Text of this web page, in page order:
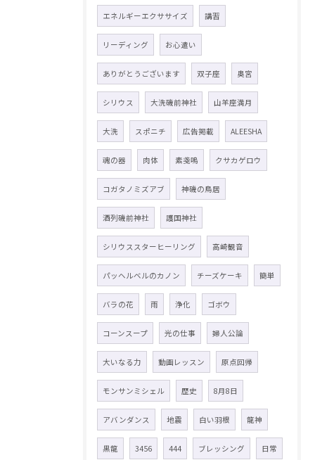
エネルギーエクササイズ 講習
リーディング お心遣い
ありがとうございます 双子座 奥宮
シリウス 大洗磯前神社 山羊座満月
大洗 スポニチ 広告掲載 ALEESHA
魂の器 肉体 素戔嗚 クサカゲロウ
コガタノミズアブ 神磯の鳥居
酒列磯前神社 護国神社
シリウススターヒーリング 高崎観音
パッヘルベルのカノン チーズケーキ 簡単
バラの花 雨 浄化 ゴボウ
コーンスープ 光の仕事 婦人公論
大いなる力 動画レッスン 原点回帰
モンサンミシェル 歴史 8月8日
アバンダンス 地震 白い羽根 龍神
黒龍 3456 444 ブレッシング 日常